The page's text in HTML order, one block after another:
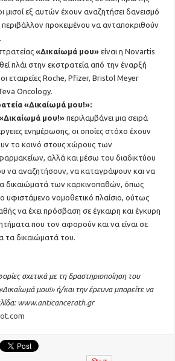
μισοί εξ αυτών έχουν αναζητήσει δανεισμό
προκειμένου να ανταποκριθούν
«Δικαίωμά μου» είναι η Novartis
πλάι στην εκστρατεία από την έναρξή
εταιρείες Roche, Pfizer, Bristol Meyer
Oncology.
«Δικαίωμά μου!»:
μου!» περιλαμβάνει μια σειρά
ενημέρωσης, οι οποίες στόχο έχουν
το κοινό στους χώρους των
αλλά και μέσω του διαδικτύου
να αναζητήσουν, να καταγράψουν και να
δικαιώματά των καρκινοπαθών, όπως
υφιστάμενο νομοθετικό πλαίσιο, ούτως
να έχει πρόσβαση σε έγκαιρη και έγκυρη
που τον αφορούν και να είναι σε
τα δικαιώματά του.
σχετικά με τη δραστηριοποίηση του
μου!» ή/και την έρευνα μπορείτε να
www.anticancerath.gr